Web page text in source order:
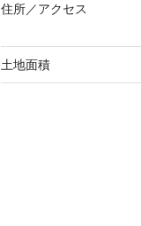
住所／アクセス
土地面積